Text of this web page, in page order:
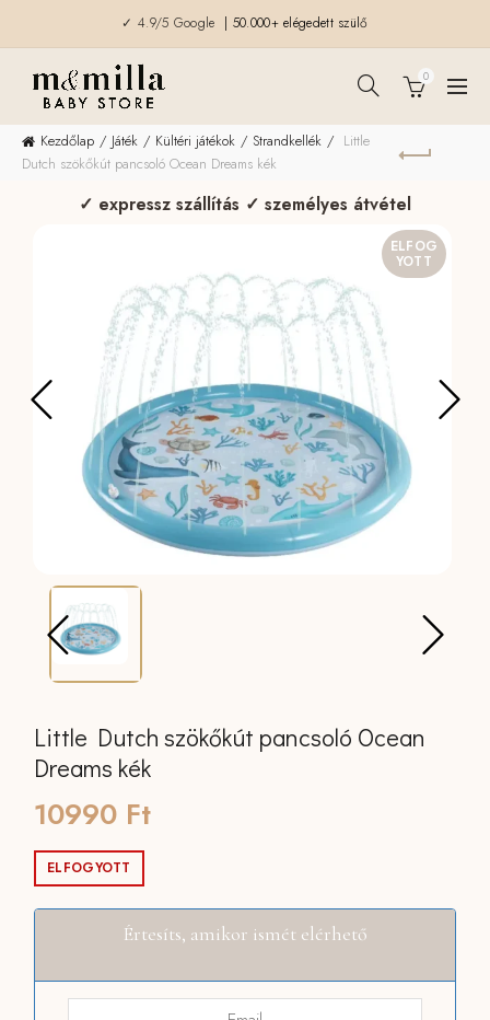
✓ 4.9/5 Google | 50.000+ elégedett szülő
0
Kezdőlap Játék Kültéri játékok Strandkellék
Little
Dutch szökőkút pancsoló Ocean Dreams kék
✓ expressz szállítás ✓ személyes átvétel
ELFOG
YOTT
Little Dutch szökőkút pancsoló Ocean
Dreams kék
10990 Ft
ELFOGYOTT
Értesíts, amikor ismét elérhető